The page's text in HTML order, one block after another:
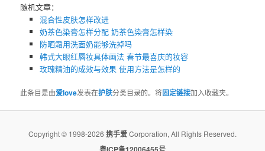
随机文章：
混合性皮肤怎样改进
奶茶色染膏怎样分配 奶茶色染膏怎样染
防晒霜用洗面奶能够洗掉吗
韩式大眼红唇妆具体画法 春节最喜庆的妆容
玫瑰精油的成效与效果 使用方法是怎样的
此条目是由爱love发表在护肤分类目录的。将固定链接加入收藏夹。
Copyright © 1998-2026 携手爱Corporation, All Rights Reserved.